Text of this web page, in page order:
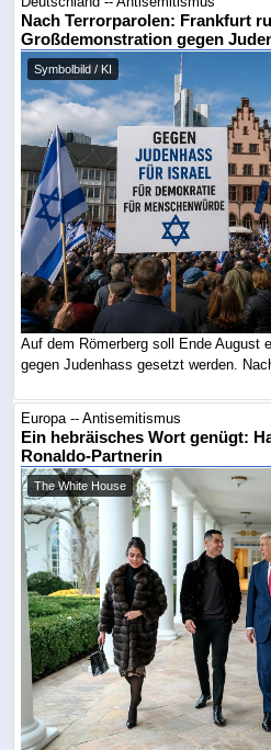
Nach Terrorparolen: Frankfurt
Großdemonstration gegen
Symbolbild / KI
Auf dem Römerberg soll Ende August
gegen Judenhass gesetzt werden.
Europa -- Antisemitismus
Ein hebräisches Wort genügt:
Ronaldo-Partnerin
The White House